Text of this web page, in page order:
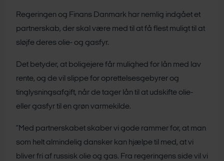
Regeringen og Finans Danmark har nemlig indgået et
partnerskab, der skal være med til at få flest muligt til at
sløjfe deres olie- og gasfyr.
Det betyder, at boligejere får mulighed for lån med lav
rente, og de vil slippe for oprettelsesgebyrer og
tinglysningsafgift, når de tager lån til at udskifte olie-
eller gasfyr til en grøn varmekilde.
”Med partnerskabet skaber vi gode rammer for, at man
som helt almindelig dansker kan hjælpe til med, at vi
bliver fri af russisk olie og gas. Fra regeringens side vil vi